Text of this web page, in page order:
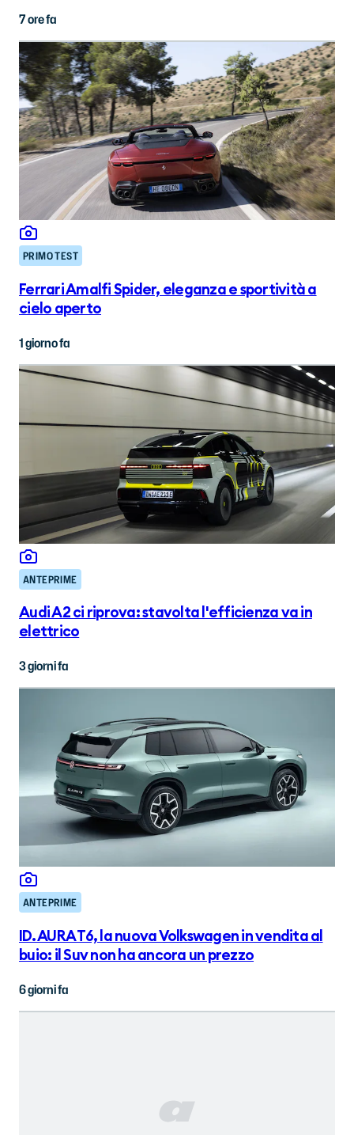
7 ore fa
PRIMO TEST
Ferrari Amalfi Spider, eleganza e sportività a
cielo aperto
1 giorno fa
ANTEPRIME
Audi A2 ci riprova: stavolta l'efficienza va in
elettrico
3 giorni fa
ANTEPRIME
ID. AURA T6, la nuova Volkswagen in vendita al
buio: il Suv non ha ancora un prezzo
6 giorni fa